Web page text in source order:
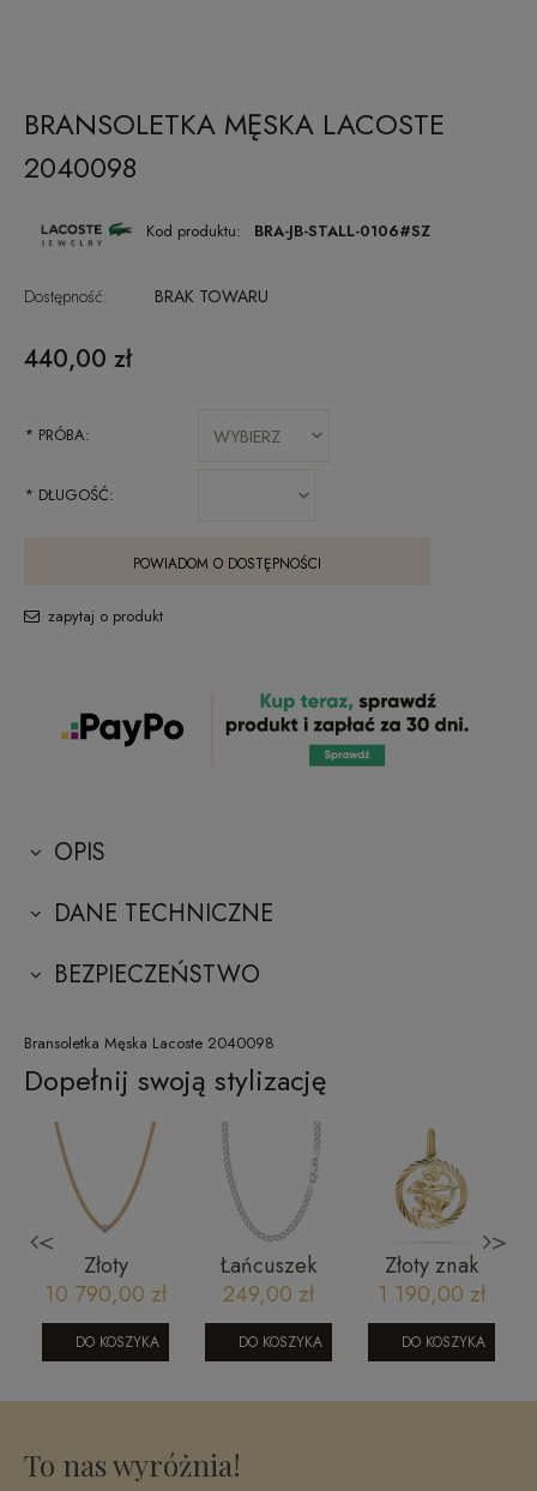
BRANSOLETKA MĘSKA LACOSTE
2040098
Kod produktu: BRA-JB-STALL-0106#SZ
Dostępność: BRAK TOWARU
440,00 zł
* PRÓBA:
* DŁUGOŚĆ:
POWIADOM O DOSTĘPNOŚCI
zapytaj o produkt
OPIS
DANE TECHNICZNE
BEZPIECZEŃSTWO
Bransoletka Męska Lacoste 2040098
Dopełnij swoją stylizację
<
Złoty
naszyjnik z
diamentami
Bizzotto AU-
750 NE07-
N0YW-D
10 790,00 zł
DO KOSZYKA
Łańcuszek
srebrny
pancerka - 55
cm rodowany
SW-T-B04-
TEC-IRL00G4
249,00 zł
DO KOSZYKA
Złoty znak
zodiaku
Strzelec 585
1 190,00 zł
DO KOSZYKA
>
To nas wyróżnia!